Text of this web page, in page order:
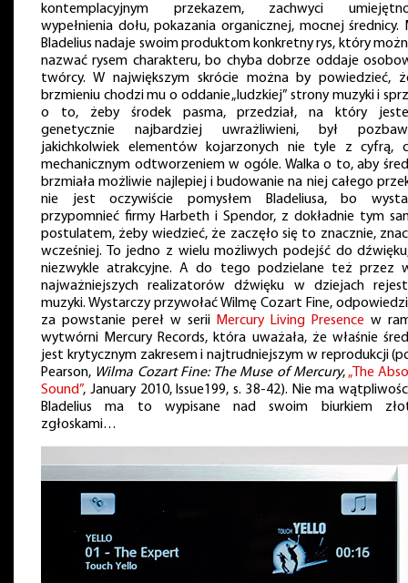
kontemplacyjnym przekazem, zachwyci
wypełnienia dołu, pokazania organicznej, mocnej średnicy.
Bladelius nadaje swoim produktom konkretny rys, który
nazwać rysem charakteru, bo chyba dobrze oddaje
twórcy. W największym skrócie można by powiedzieć,
brzmieniu chodzi mu o oddanie „ludzkiej” strony muzyki i
o to, żeby środek pasma, przedział, na który
genetycznie najbardziej uwrażliwieni, był
jakichkolwiek elementów kojarzonych nie tyle z cyfrą,
mechanicznym odtworzeniem w ogóle. Walka o to, aby
brzmiała możliwie najlepiej i budowanie na niej całego
nie jest oczywiście pomysłem Bladeliusa, bo
przypomnieć firmy Harbeth i Spendor, z dokładnie tym
postulatem, żeby wiedzieć, że zaczęło się to znacznie,
wcześniej. To jedno z wielu możliwych podejść do
niezwykle atrakcyjne. A do tego podzielane też przez
najważniejszych realizatorów dźwięku w dziejach
muzyki. Wystarczy przywołać Wilmę Cozart Fine,
za powstanie pereł w serii Mercury Living Presence w
wytwórni Mercury Records, która uważała, że właśnie
jest krytycznym zakresem i najtrudniejszym w reprodukcji
Pearson, Wilma Cozart Fine: The Muse of Mercury, „The
Sound”, January 2010, Issue199, s. 38-42). Nie ma
Bladelius ma to wypisane nad swoim biurkiem
zgłoskami…